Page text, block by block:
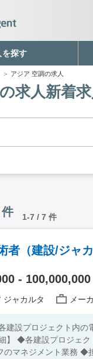
を探す
アジア 空調の求人
求人新着
件 1-7 / 7 件
者（建設/ジャカ
- 100,000,000
ジャカルタ メー
建設プロジェクト内
】 ◆各建設プロジェ
のマネジメント業務